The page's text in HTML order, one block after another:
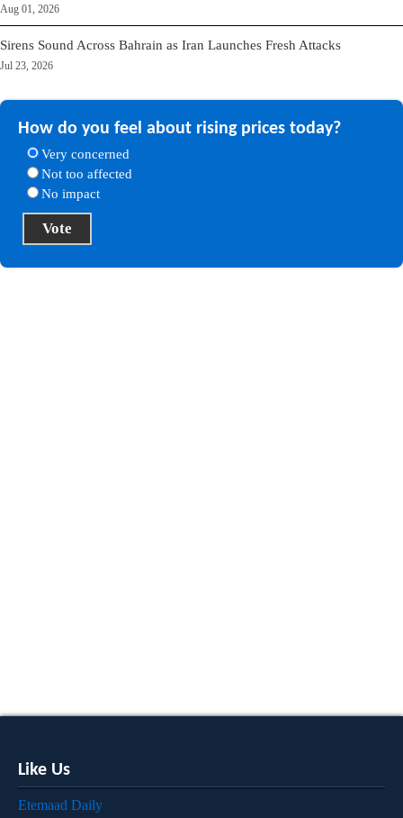
Aug 01, 2026
Sirens Sound Across Bahrain as Iran Launches Fresh Attacks
Jul 23, 2026
How do you feel about rising prices today?
Very concerned
Not too affected
No impact
Like Us
Etemaad Daily